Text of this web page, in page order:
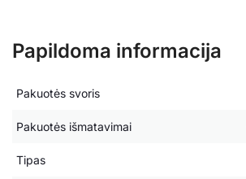
Papildoma informacija
Pakuotės svoris
Pakuotės išmatavimai
Tipas